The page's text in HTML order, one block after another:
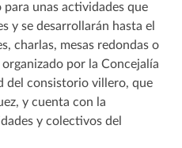
para unas actividades que
y se desarrollarán hasta el
charlas, mesas redondas o
por la Concejalía
del consistorio villero, que
y cuenta con la
y colectivos del